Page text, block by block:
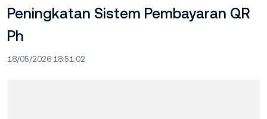
Peningkatan Sistem Pembayaran QR
Ph
18/05/2026 18:51:02